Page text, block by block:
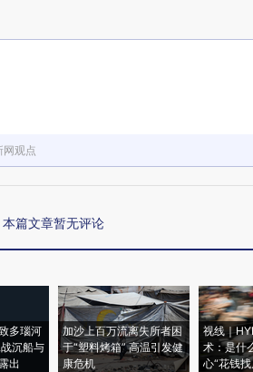
网观点
本篇文章暂无评论
多瑙河
沉船与
出
加沙上百万流离失所者困
于“塑料烤箱” 高温引发健
康危机
视线｜
术：是什
心“花钱找